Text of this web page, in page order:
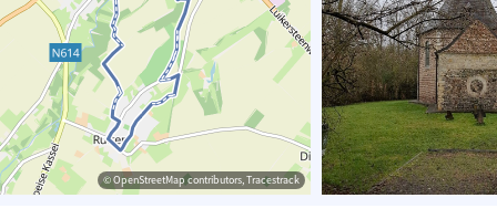
© OpenStreetMap contributors, Tracestrack